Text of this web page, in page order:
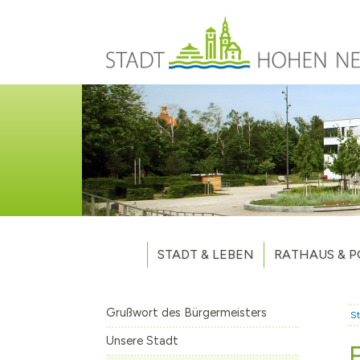
STADT & LEBEN
Unsere Stadt
Aktuelles
Weitere
RATHAUS &
Grußwort des Bürgermeisters
Unsere Stadt